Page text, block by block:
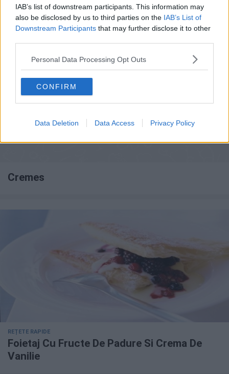
IAB’s list of downstream participants. This information may
also be disclosed by us to third parties on the IAB’s List of
Downstream Participants that may further disclose it to other
Personal Data Processing Opt Outs
CONFIRM
Data Deletion Data Access Privacy Policy
Cheesecake cu miere
Cremes
REȚETE RAPIDE
Foietaj Cu Fructe De Padure Si Crema De
Vanilie